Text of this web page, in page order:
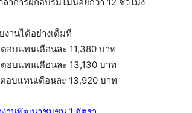
งานได้อย่างเต็มที่
บแทนเดือนละ 11,380 บาท
บแทนเดือนละ 13,130 บาท
บแทนเดือนละ 13,920 บาท